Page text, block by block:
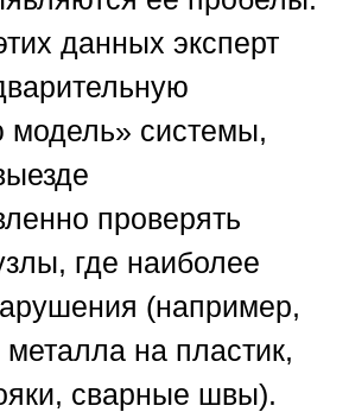
данных эксперт
модель» системы,
проверять
где наиболее
(например,
на пластик,
сварные швы).